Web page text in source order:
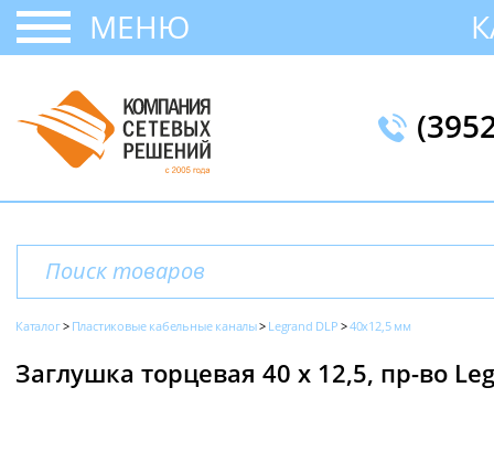
МЕНЮ
Каталог Пластиковые кабельные каналы Legrand DLP 40x12,5 мм
Заглушка торцевая 40 х 12,5, пр-во